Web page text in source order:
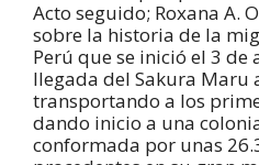
Acto seguido; Roxana A.
sobre la historia de la
Perú que se inició el 3 de
llegada del Sakura Maru
transportando a los
dando inicio a una
conformada por unas